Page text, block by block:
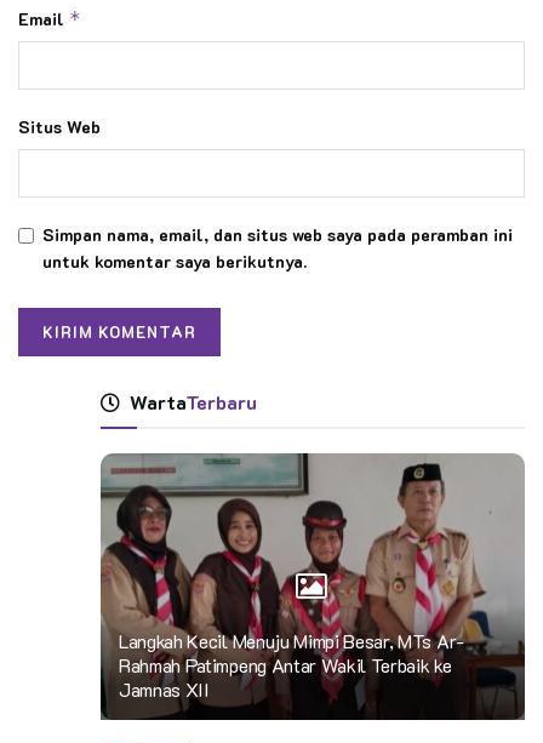
Email *
Situs Web
Simpan nama, email, dan situs web saya pada peramban ini
untuk komentar saya berikutnya.
WartaTerbaru
Langkah Kecil Menuju Mimpi Besar, MTs Ar-
Rahmah Patimpeng Antar Wakil Terbaik ke
Jamnas XII